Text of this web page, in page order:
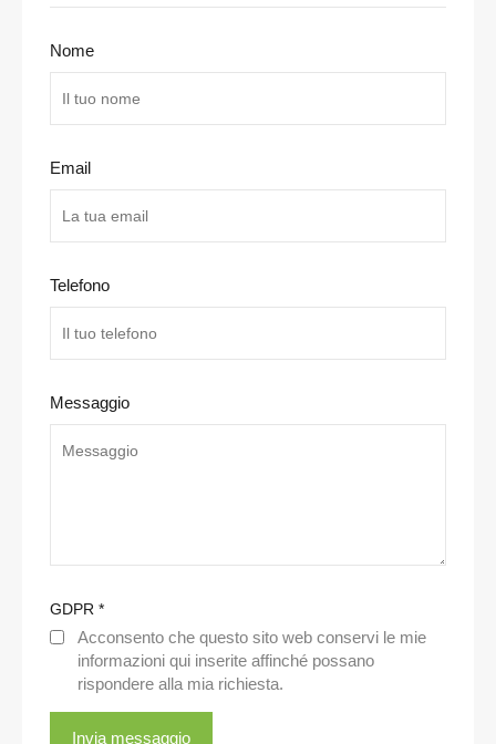
Nome
Email
Telefono
Messaggio
GDPR *
Acconsento che questo sito web conservi le mie
informazioni qui inserite affinché possano
rispondere alla mia richiesta.